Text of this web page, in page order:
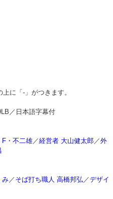
に「-」がつきます。
／日本語字幕付
F・不二雄 ／経営者 大山健太郎 ／外
み／ そば打ち職人 高橋邦弘 ／デザイ